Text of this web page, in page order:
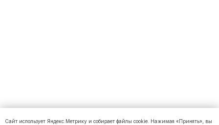
Сайт использует Яндекс.Метрику и собирает файлы cookie. Нажимая «Принять», вы